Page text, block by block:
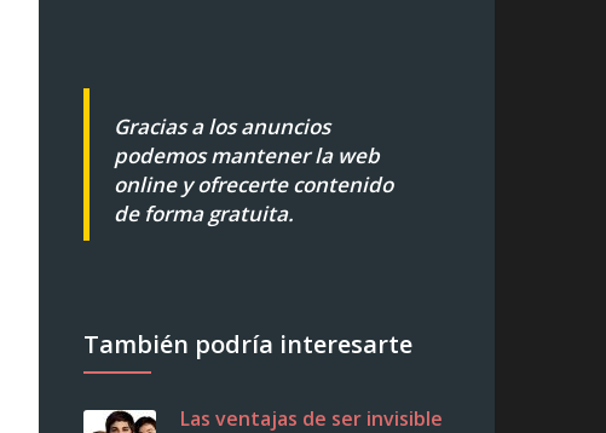
Gracias a los anuncios
podemos mantener la web
online y ofrecerte contenido
de forma gratuita.
También podría interesarte
Las ventajas de ser invisible